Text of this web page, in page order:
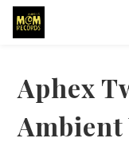
Aphex
Ambient